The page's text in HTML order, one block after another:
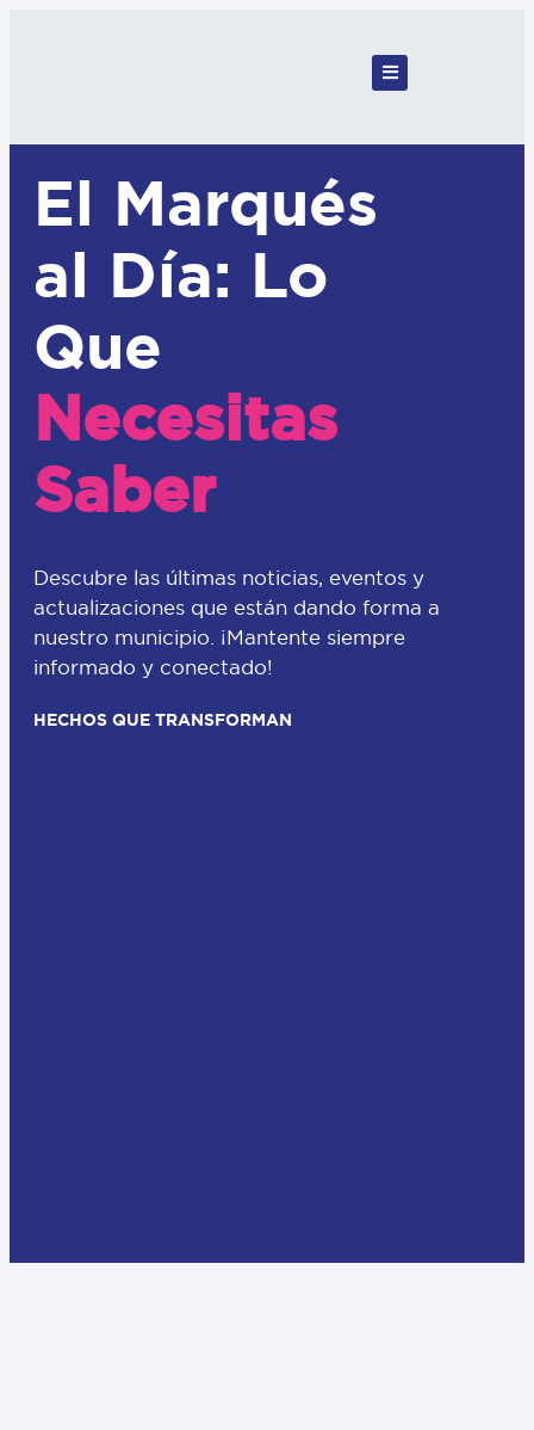
El Marqués
al Día: Lo
Que
Necesitas
Saber
Descubre las últimas noticias, eventos y
actualizaciones que están dando forma a
nuestro municipio. ¡Mantente siempre
informado y conectado!
HECHOS QUE TRANSFORMAN